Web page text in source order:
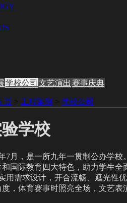
学校公司 文艺演出 赛事庆典
页 > 工程案例 > 学校公司
学校
7月，是一所九年一贯制公办学
国际教育四大特色，助力学生全
用需求设计，开合流畅、遮光性
，体育赛事时照亮全场，文艺